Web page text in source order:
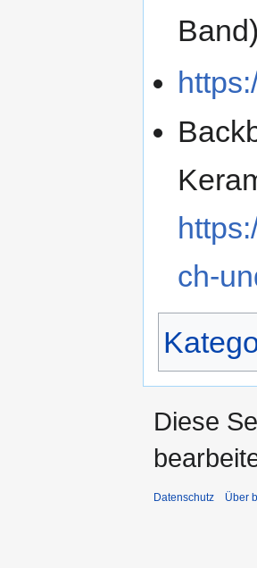
Band)
ch-
Diese
Datenschutz Über